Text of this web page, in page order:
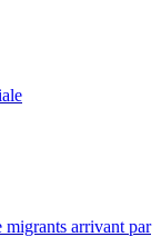
migrants arrivant par